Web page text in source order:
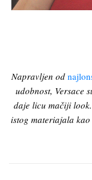
Napravljen od
udobnost, Versace
daje licu mačiji
istog materiajala